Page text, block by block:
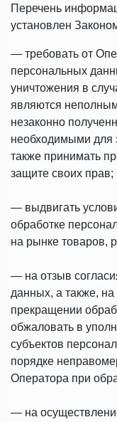
Перечень
установлен
— требовать от
персональных
уничтожения в
являются
незаконно
необходимыми для
также принимать
защите своих прав;
— выдвигать
обработке
на рынке товаров,
— на отзыв
данных, а также,
прекращении
обжаловать в
субъектов
порядке
Оператора при
— на